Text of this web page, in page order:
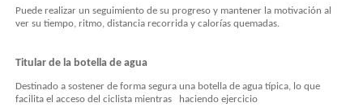
Puede realizar un seguimiento de su progreso y mantener la motivación al
ver su tiempo, ritmo, distancia recorrida y calorías quemadas.
Titular de la botella de agua
Destinado a sostener de forma segura una botella de agua típica, lo que
facilita el acceso del ciclista mientras
haciendo ejercicio